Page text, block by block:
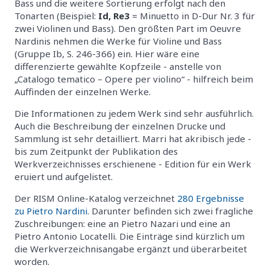
Bass und die weitere Sortierung erfolgt nach den
Tonarten (Beispiel: Id, Re3 = Minuetto in D-Dur Nr. 3 für
zwei Violinen und Bass). Den größten Part im Oeuvre
Nardinis nehmen die Werke für Violine und Bass
(Gruppe Ib, S. 246-366) ein. Hier wäre eine
differenzierte gewählte Kopfzeile - anstelle von
„Catalogo tematico – Opere per violino“ - hilfreich beim
Auffinden der einzelnen Werke.
Die Informationen zu jedem Werk sind sehr ausführlich.
Auch die Beschreibung der einzelnen Drucke und
Sammlung ist sehr detailliert. Marri hat akribisch jede -
bis zum Zeitpunkt der Publikation des
Werkverzeichnisses erschienene - Edition für ein Werk
eruiert und aufgelistet.
Der RISM Online-Katalog verzeichnet 280 Ergebnisse
zu Pietro Nardini. Darunter befinden sich zwei fragliche
Zuschreibungen: eine an Pietro Nazari und eine an
Pietro Antonio Locatelli. Die Einträge sind kürzlich um
die Werkverzeichnisangabe ergänzt und überarbeitet
worden.